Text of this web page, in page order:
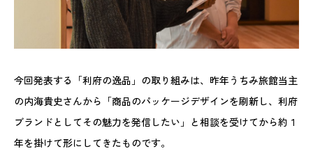
今回発表する「利府の逸品」の取り組みは、昨年うちみ旅館当主
の内海貴史さんから「商品のパッケージデザインを刷新し、利府
ブランドとしてその魅力を発信したい」と相談を受けてから約１
年を掛けて形にしてきたものです。